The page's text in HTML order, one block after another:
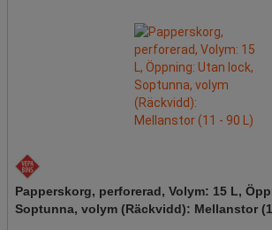
Papperskorg, perforerad, Volym: 15 L,
Soptunna, volym (Räckvidd): Mellanstor